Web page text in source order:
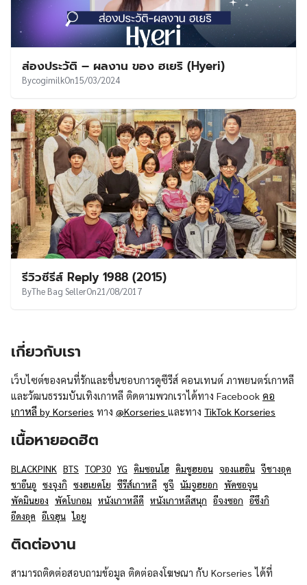
ส่องประวัติ – ผลงาน ของ ฮเยริ (Hyeri)
BycogimilkOn15/03/2024
รีวิวซีรีส์ Reply 1988 (2015)
ByThe Bag SellerOn21/08/2017
เกี่ยวกับเรา
เว็บไซต์ของคนที่รักและชื่นชอบการดูซีรีส์ คอนเทนต์ ภาพยนตร์เกาหลี
และวัฒนธรรมบันเทิงเกาหลี ติดตามพวกเราได้ทาง Facebook คอ
เกาหลี by Korseries ทาง @Korseries และทาง TikTok Korseries
เนื้อหายอดฮิต
BLACKPINK BTS TOP30 YG คิมซอนโฮ คิมซูฮยอน จองแฮอิน จีชางอุค
ชาอึนอู ซงจุงกิ ซงฮเยคโย ซีรีส์เกาหลี ซูจี นัมจูฮยอก พัคซอจุน
พัคมินยอง พัคโบกอม หนังเกาหลีดี หนังเกาหลีสนุก อีจงซอก อีซึงกิ
อีดงอุค อีเจฮุน ไอยู
ติดต่องาน
สามารถติดต่อสอบถามข้อมูล ติดต่อลงโฆษณา กับ Korseries ได้ที่